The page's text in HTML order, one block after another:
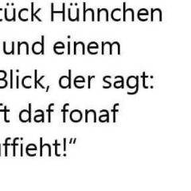
PU Leder
Anzeige